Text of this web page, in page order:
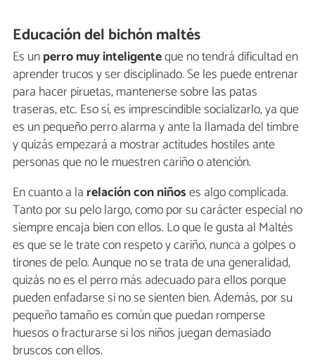
Educación del bichón maltés
Es unperro muy inteligenteque no tendrá dificultad en
aprender trucos y ser disciplinado. Se les puede entrenar
para hacer piruetas, mantenerse sobre las patas
traseras, etc. Eso sí, es imprescindible socializarlo, ya que
es un pequeño perro alarma y ante la llamada del timbre
y quizás empezará a mostrar actitudes hostiles ante
personas que no le muestren cariño o atención.
En cuanto a la relación con niñoses algo complicada.
Tanto por su pelo largo, como por su carácter especial no
siempre encaja bien con ellos. Lo que le gusta al Maltés
es que se le trate con respeto y cariño, nunca a golpes o
tirones de pelo. Aunque no se trata de una generalidad,
quizás no es el perro más adecuado para ellos porque
pueden enfadarse si no se sienten bien. Además, por su
pequeño tamaño es común que puedan romperse
huesos o fracturarse si los niños juegan demasiado
bruscos con ellos.